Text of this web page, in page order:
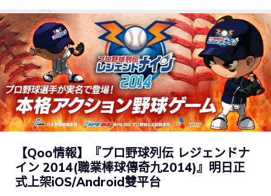
【Qoo情報】『プロ野球列伝 レジェンドナ
イン 2014(職業棒球傳奇九2014)』明日正
式上架iOS/Android雙平台